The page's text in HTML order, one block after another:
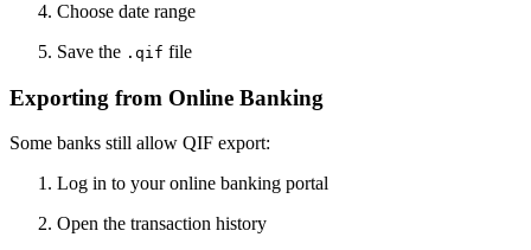
Choose date range
Save the .qif file
Exporting from Online Banking
Some banks still allow QIF export:
Log in to your online banking portal
Open the transaction history